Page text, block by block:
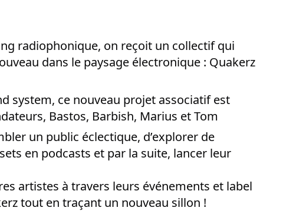
OgLounis
-
ma
mère
-
16.07.2026
juin
2026
Émissions
Interviews
Chroniques
Évènements
radiophonique, on reçoit un collectif qui
dans le paysage électronique : Quakerz
system, ce nouveau projet associatif est
Bastos, Barbish, Marius et Tom
un public éclectique, d’explorer de
en podcasts et par la suite, lancer leur
artistes à travers leurs événements et label
tout en traçant un nouveau sillon !